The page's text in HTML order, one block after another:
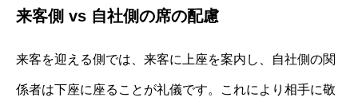
来客側 vs 自社側の席の配慮
来客を迎える側では、来客に上座を案内し、自社側の関
係者は下座に座ることが礼儀です。これにより相手に敬